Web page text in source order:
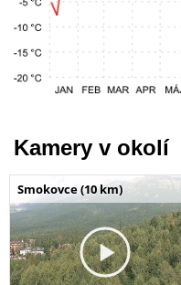
Kamery v okolí
Smokovce (10 km)